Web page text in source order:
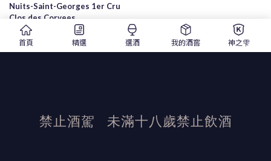
Nuits-Saint-Georges 1er Cru
Clos des Corvees
菜刀酒莊 夜聖喬治村 卡維一級園紅
2010 |750ml |紅酒
首頁 精選 選酒 我的酒窖 神之雫
禁止酒駕 未滿十八歲禁止飲酒